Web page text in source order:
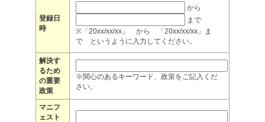
登録日
時
から
まで
※「20xx/xx/xx」 から 「20xx/xx/xx」ま
で というように入力してください。
解決す
るため
の重要
政策
※関心のあるキーワード、政策をご記入くだ
さい。
マニフ
ェスト